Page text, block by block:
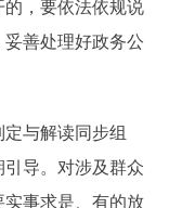
，要依法依规说
善处理好政务公
定与解读同步组
导。 对涉及群众
事求是、有的放